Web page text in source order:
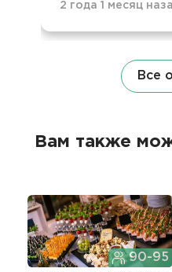
2 года 1 месяц
Все
Вам также
90-95